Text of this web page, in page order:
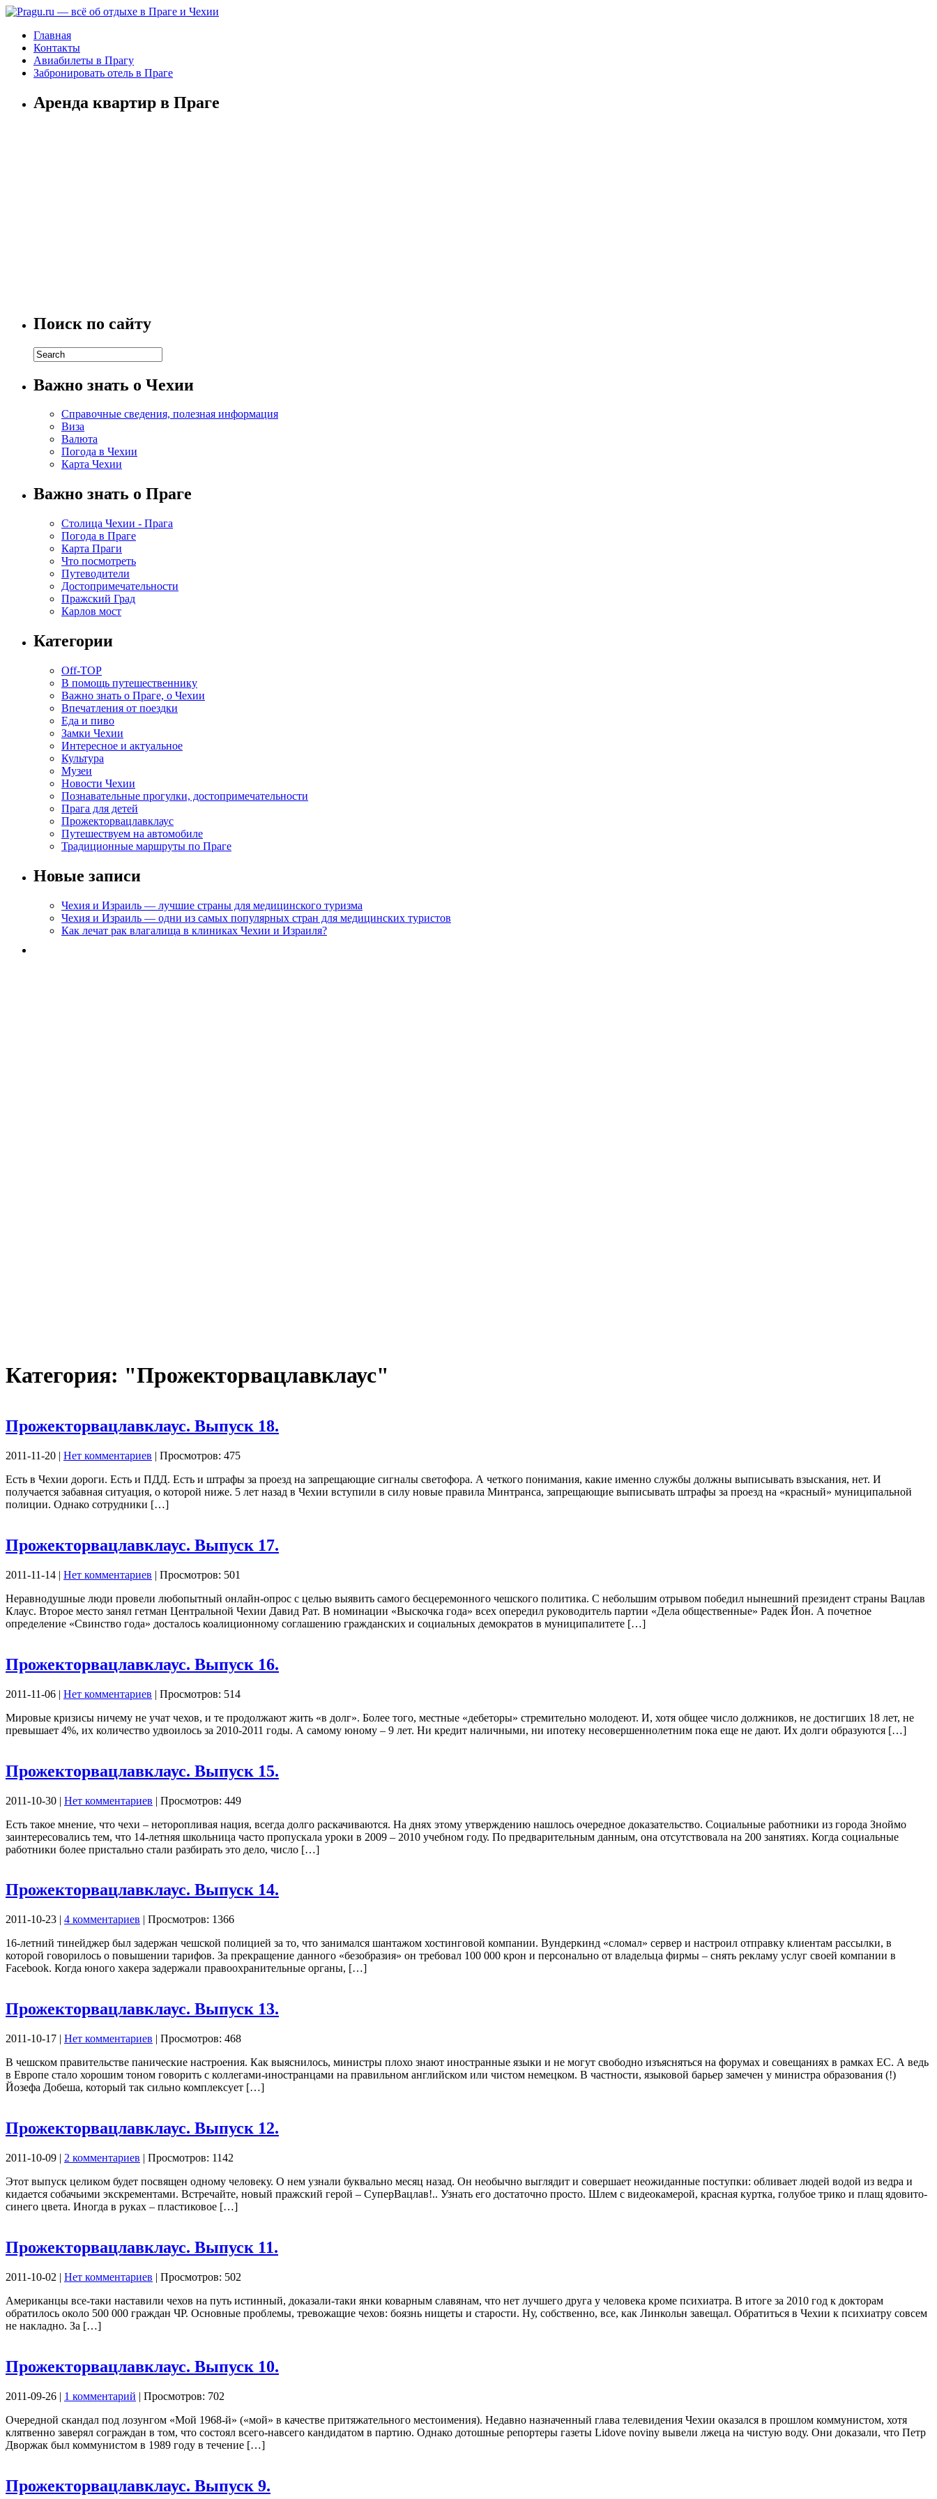
Главная
Контакты
Авиабилеты в Прагу
Забронировать отель в Праге
Аренда квартир в Праге
Поиск по сайту
Важно знать о Чехии
Справочные сведения, полезная информация
Виза
Валюта
Погода в Чехии
Карта Чехии
Важно знать о Праге
Столица Чехии - Прага
Погода в Праге
Карта Праги
Что посмотреть
Путеводители
Достопримечательности
Пражский Град
Карлов мост
Категории
Off-TOP
В помощь путешественнику
Важно знать о Праге, о Чехии
Впечатления от поездки
Еда и пиво
Замки Чехии
Интересное и актуальное
Культура
Музеи
Новости Чехии
Познавательные прогулки, достопримечательности
Прага для детей
Прожекторвацлавклаус
Путешествуем на автомобиле
Традиционные маршруты по Праге
Новые записи
Чехия и Израиль — лучшие страны для медицинского туризма
Чехия и Израиль — одни из самых популярных стран для медицинских туристов
Как лечат рак влагалища в клиниках Чехии и Израиля?
Категория: "Прожекторвацлавклаус"
Прожекторвацлавклаус. Выпуск 18.
2011-11-20 | Нет комментариев | Просмотров: 475
Есть в Чехии дороги. Есть и ПДД. Есть и штрафы за проезд на запрещающие сигналы светофора. А четкого понимания, какие именно службы должны выписывать взыскания, нет. И
получается забавная ситуация, о которой ниже. 5 лет назад в Чехии вступили в силу новые правила Минтранса, запрещающие выписывать штрафы за проезд на «красный» муниципальной
полиции. Однако сотрудники […]
Прожекторвацлавклаус. Выпуск 17.
2011-11-14 | Нет комментариев | Просмотров: 501
Неравнодушные люди провели любопытный онлайн-опрос с целью выявить самого бесцеремонного чешского политика. С небольшим отрывом победил нынешний президент страны Вацлав
Клаус. Второе место занял гетман Центральной Чехии Давид Рат. В номинации «Выскочка года» всех опередил руководитель партии «Дела общественные» Радек Йон. А почетное
определение «Свинство года» досталось коалиционному соглашению гражданских и социальных демократов в муниципалитете […]
Прожекторвацлавклаус. Выпуск 16.
2011-11-06 | Нет комментариев | Просмотров: 514
Мировые кризисы ничему не учат чехов, и те продолжают жить «в долг». Более того, местные «дебеторы» стремительно молодеют. И, хотя общее число должников, не достигших 18 лет, не
превышает 4%, их количество удвоилось за 2010-2011 годы. А самому юному – 9 лет. Ни кредит наличными, ни ипотеку несовершеннолетним пока еще не дают. Их долги образуются […]
Прожекторвацлавклаус. Выпуск 15.
2011-10-30 | Нет комментариев | Просмотров: 449
Есть такое мнение, что чехи – неторопливая нация, всегда долго раскачиваются. На днях этому утверждению нашлось очередное доказательство. Социальные работники из города Зноймо
заинтересовались тем, что 14-летняя школьница часто пропускала уроки в 2009 – 2010 учебном году. По предварительным данным, она отсутствовала на 200 занятиях. Когда социальные
работники более пристально стали разбирать это дело, число […]
Прожекторвацлавклаус. Выпуск 14.
2011-10-23 | 4 комментариев | Просмотров: 1366
16-летний тинейджер был задержан чешской полицией за то, что занимался шантажом хостинговой компании. Вундеркинд «сломал» сервер и настроил отправку клиентам рассылки, в
которой говорилось о повышении тарифов. За прекращение данного «безобразия» он требовал 100 000 крон и персонально от владельца фирмы – снять рекламу услуг своей компании в
Facebook. Когда юного хакера задержали правоохранительные органы, […]
Прожекторвацлавклаус. Выпуск 13.
2011-10-17 | Нет комментариев | Просмотров: 468
В чешском правительстве панические настроения. Как выяснилось, министры плохо знают иностранные языки и не могут свободно изъясняться на форумах и совещаниях в рамках ЕС. А ведь
в Европе стало хорошим тоном говорить с коллегами-иностранцами на правильном английском или чистом немецком. В частности, языковой барьер замечен у министра образования (!)
Йозефа Добеша, который так сильно комплексует […]
Прожекторвацлавклаус. Выпуск 12.
2011-10-09 | 2 комментариев | Просмотров: 1142
Этот выпуск целиком будет посвящен одному человеку. О нем узнали буквально месяц назад. Он необычно выглядит и совершает неожиданные поступки: обливает людей водой из ведра и
кидается собачьими экскрементами. Встречайте, новый пражский герой – СуперВацлав!.. Узнать его достаточно просто. Шлем с видеокамерой, красная куртка, голубое трико и плащ ядовито-
синего цвета. Иногда в руках – пластиковое […]
Прожекторвацлавклаус. Выпуск 11.
2011-10-02 | Нет комментариев | Просмотров: 502
Американцы все-таки наставили чехов на путь истинный, доказали-таки янки коварным славянам, что нет лучшего друга у человека кроме психиатра. В итоге за 2010 год к докторам
обратилось около 500 000 граждан ЧР. Основные проблемы, тревожащие чехов: боязнь нищеты и старости. Ну, собственно, все, как Линкольн завещал. Обратиться в Чехии к психиатру совсем
не накладно. За […]
Прожекторвацлавклаус. Выпуск 10.
2011-09-26 | 1 комментарий | Просмотров: 702
Очередной скандал под лозунгом «Мой 1968-й» («мой» в качестве притяжательного местоимения). Недавно назначенный глава телевидения Чехии оказался в прошлом коммунистом, хотя
клятвенно заверял сограждан в том, что состоял всего-навсего кандидатом в партию. Однако дотошные репортеры газеты Lidove noviny вывели лжеца на чистую воду. Они доказали, что Петр
Дворжак был коммунистом в 1989 году в течение […]
Прожекторвацлавклаус. Выпуск 9.